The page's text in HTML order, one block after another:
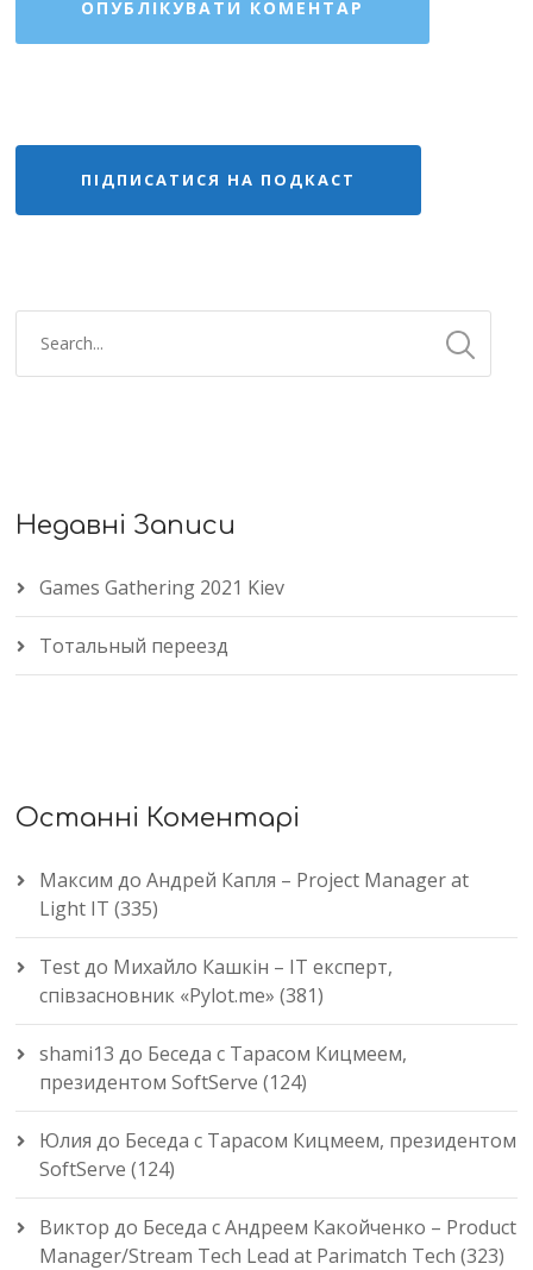
ПІДПИСАТИСЯ НА ПОДКАСТ
Недавні Записи
Games Gathering 2021 Kiev
Тотальный переезд
Останні Коментарі
Максим доАндрей Капля – Project Manager at
Light IT (335)
Testдо Михайло Кашкін – IT експерт,
співзасновник «Pylot.me» (381)
shami13 до Беседа с Тарасом Кицмеем,
президентом SoftServe (124)
Юлия до Беседа с Тарасом Кицмеем, президентом
SoftServe (124)
Виктор до Беседа с Андреем Какойченко – Product
Manager/Stream Tech Lead at Parimatch Tech (323)